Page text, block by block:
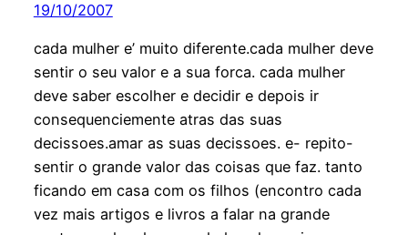
19/10/2007
cada mulher e’ muito diferente.cada mulher deve
sentir o seu valor e a sua forca. cada mulher
deve saber escolher e decidir e depois ir
consequenciemente atras das suas
decissoes.amar as suas decissoes. e- repito-
sentir o grande valor das coisas que faz. tanto
ficando em casa com os filhos (encontro cada
vez mais artigos e livros a falar na grande